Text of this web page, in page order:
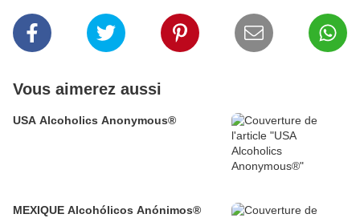
Vous aimerez aussi
USA Alcoholics Anonymous®
MEXIQUE Alcohólicos Anónimos®